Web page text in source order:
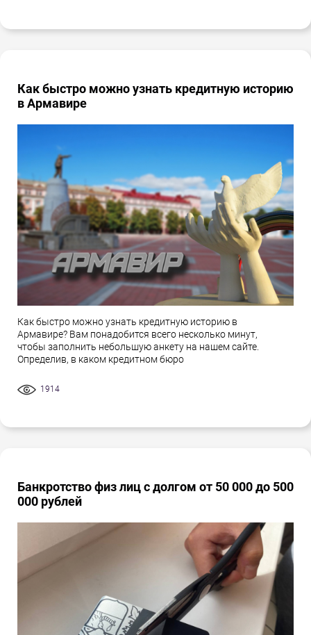
Как быстро можно узнать кредитную историю
в Армавире
Как быстро можно узнать кредитную историю в
Армавире? Вам понадобится всего несколько минут,
чтобы заполнить небольшую анкету на нашем сайте.
Определив, в каком кредитном бюро
1914
Банкротство физ лиц с долгом от 50 000 до 500
000 рублей